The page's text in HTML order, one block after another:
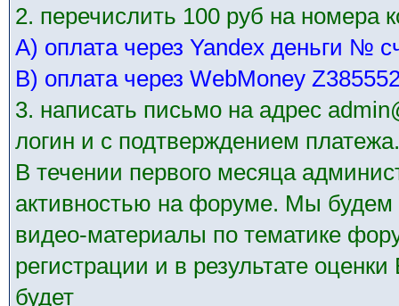
2. перечислить 100 руб на номера
А) оплата через Yandex деньги №
В) оплата через WebMoney
3. написать письмо на адрес
логин и с подтверждением платежа.
В течении первого месяца
активностью на форуме. Мы
видео-материалы по тематике
регистрации и в результате
будет